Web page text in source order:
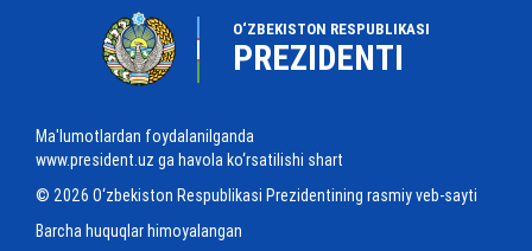
O‘ZBEKISTON RESPUBLIKASI
PREZIDENTI
Ma'lumotlardan foydalanilganda
www.president.uz ga havola ko‘rsatilishi shart
© 2026 O‘zbekiston Respublikasi Prezidentining rasmiy veb-sayti
Barcha huquqlar himoyalangan